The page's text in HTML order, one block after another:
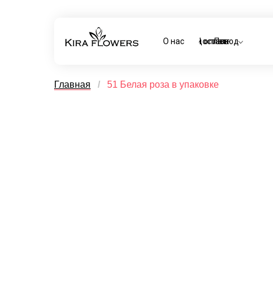
Доставка и оплата
О нас Повод
Главная / 51 Белая роза в упаковке